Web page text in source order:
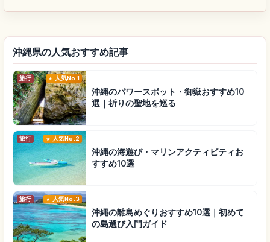
沖縄県の人気おすすめ記事
旅行 人気No.1
沖縄のパワースポット・御嶽おすすめ10
選｜祈りの聖地を巡る
旅行 人気No.2
沖縄の海遊び・マリンアクティビティお
すすめ10選
旅行 人気No.3
沖縄の離島めぐりおすすめ10選｜初めて
の島選び入門ガイド